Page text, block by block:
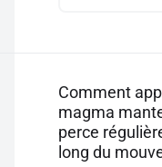
Comment
magma
perce
long du